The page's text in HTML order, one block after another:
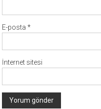
E-posta*
İnternet sitesi